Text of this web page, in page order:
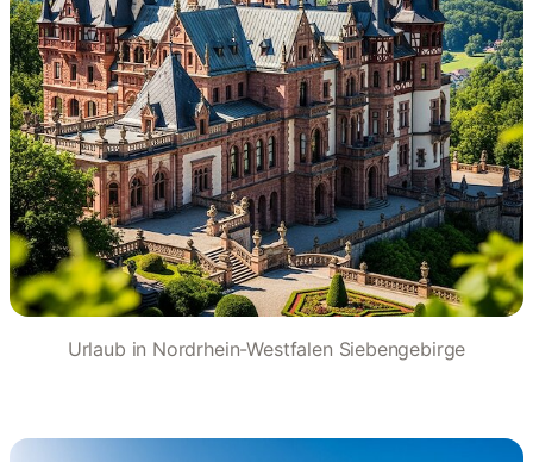
Urlaub in Nordrhein-Westfalen Siebengebirge